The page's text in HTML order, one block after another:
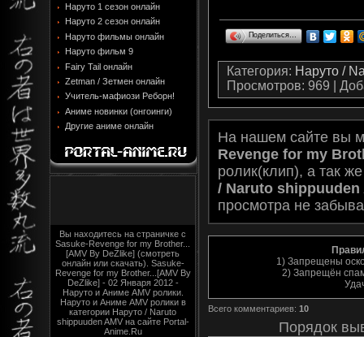
Наруто 1 сезон онлайн
Наруто 2 сезон онлайн
Наруто фильмы онлайн
Наруто фильм 9
Fairy Tail онлайн
Zetman / Зетмен онлайн
Учитель-мафиози Реборн!
Аниме новинки (онгоинги)
Другие аниме онлайн
Вы находитесь на страничке с
Sasuke-Revenge for my Brother...
[AMV By DeZlike] (смотреть
онлайн или скачать). Sasuke-
Revenge for my Brother...[AMV By
DeZlike] - 02 Января 2012 -
Наруто и Аниме AMV ролики.
Наруто и Аниме AMV ролики в
категории Наруто / Naruto
shippuuden AMV на сайте Portal-
Anime.Ru
Поделиться…
Категория: Наруто /
Просмотров: 969 |
На нашем сайте вы
Revenge for my
ролик(клип), а так
/ Naruto shippuuden
просмотра не
1) Запрещены
2) Запрещён
Всего комментариев: 10
Порядок